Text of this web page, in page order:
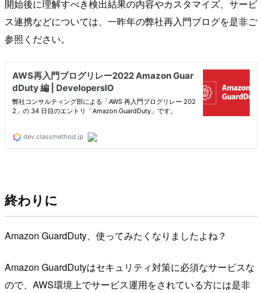
開始後に理解すべき検出結果の内容やカスタマイズ、サービ
ス連携などについては、一昨年の弊社再入門ブログを是非ご
参照ください。
終わりに
Amazon GuardDuty、使ってみたくなりましたよね？
Amazon GuardDutyはセキュリティ対策に必須なサービスな
ので、AWS環境上でサービス運用をされている方には是非